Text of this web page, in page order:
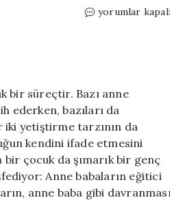
Çocuk
yorumlar
bir süreçtir. Bazı anne
ederken, bazıları da
iki yetiştirme tarzının da
kendini ifade etmesini
çocuk da şımarık bir genç
Anne babaların eğitici
anne baba gibi